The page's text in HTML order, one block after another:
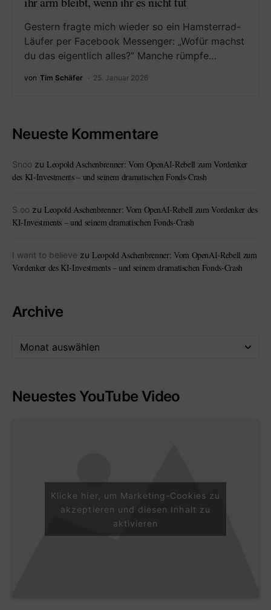
Gestern fragte mich wieder so ein Hamsterrad-
Läufer per Facebook Messenger: „Wofür machst
du das eigentlich alles?“ Manche rümpfe…
von Tim Schäfer 25. Januar 2026
Neueste Kommentare
Snoo zu Leopold Aschenbrenner: Vom OpenAI-Rebell zum Vordenker
des KI-Investments – und seinem dramatischen Fonds-Crash
S oo zu Leopold Aschenbrenner: Vom OpenAI-Rebell zum Vordenker des
KI-Investments – und seinem dramatischen Fonds-Crash
I want to believe zu Leopold Aschenbrenner: Vom OpenAI-Rebell zum
Vordenker des KI-Investments – und seinem dramatischen Fonds-Crash
Archive
Neuestes YouTube Video
Klicke hier, um Marketing-Cookies zu
akzeptieren und diesen Inhalt zu
aktivieren